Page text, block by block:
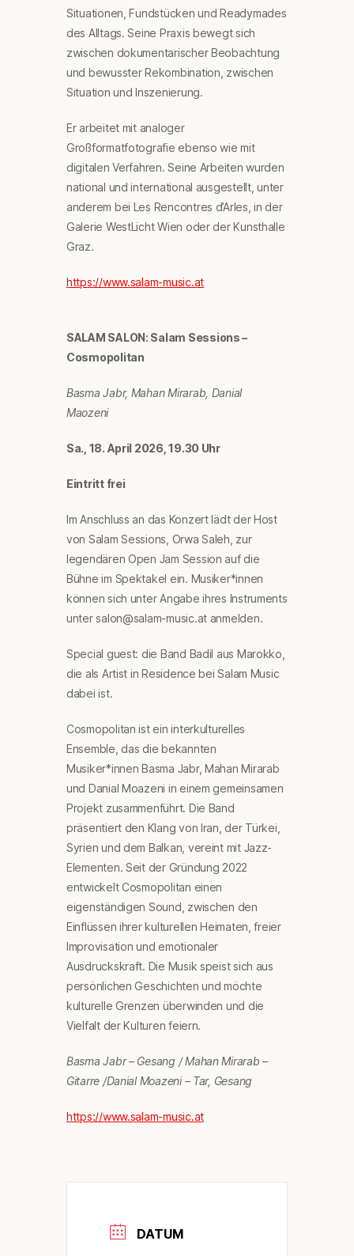
Situationen, Fundstücken und Readymades
des Alltags. Seine Praxis bewegt sich
zwischen dokumentarischer Beobachtung
und bewusster Rekombination, zwischen
Situation und Inszenierung.
Er arbeitet mit analoger
Großformatfotografie ebenso wie mit
digitalen Verfahren. Seine Arbeiten wurden
national und international ausgestellt, unter
anderem bei Les Rencontres d’Arles, in der
Galerie WestLicht Wien oder der Kunsthalle
Graz.
https://www.salam-music.at
SALAM SALON: Salam Sessions –
Cosmopolitan
Basma Jabr, Mahan Mirarab, Danial
Maozeni
Sa., 18. April 2026, 19.30 Uhr
Eintritt frei
Im Anschluss an das Konzert lädt der Host
von Salam Sessions, Orwa Saleh, zur
legendären Open Jam Session auf die
Bühne im Spektakel ein. Musiker*innen
können sich unter Angabe ihres Instruments
unter salon@salam-music.at anmelden.
Special guest: die Band Badil aus Marokko,
die als Artist in Residence bei Salam Music
dabei ist.
Cosmopolitan ist ein interkulturelles
Ensemble, das die bekannten
Musiker*innen Basma Jabr, Mahan Mirarab
und Danial Moazeni in einem gemeinsamen
Projekt zusammenführt. Die Band
präsentiert den Klang von Iran, der Türkei,
Syrien und dem Balkan, vereint mit Jazz-
Elementen. Seit der Gründung 2022
entwickelt Cosmopolitan einen
eigenständigen Sound, zwischen den
Einflüssen ihrer kulturellen Heimaten, freier
Improvisation und emotionaler
Ausdruckskraft. Die Musik speist sich aus
persönlichen Geschichten und möchte
kulturelle Grenzen überwinden und die
Vielfalt der Kulturen feiern.
Basma Jabr – Gesang / Mahan Mirarab –
Gitarre /Danial Moazeni – Tar, Gesang
https://www.salam-music.at
DATUM